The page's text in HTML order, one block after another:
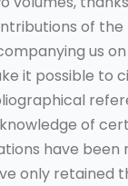
of
us
it possible to
of
have
only retained